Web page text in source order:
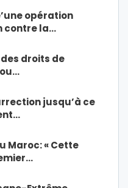
opération
contre la…
droits de
jusqu’à ce
Maroc: « Cette